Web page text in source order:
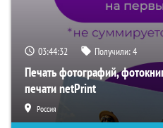
03:44:31 Получили:4
Печать фотографий,
печати netPrint
Россия